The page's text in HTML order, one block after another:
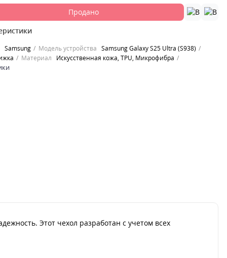
Продано
Samsung Модель устройства Samsung Galaxy S25 Ultra (S938)
Материал Искусственная кожа, TPU, Микрофибра
Этот чехол разработан с учетом всех